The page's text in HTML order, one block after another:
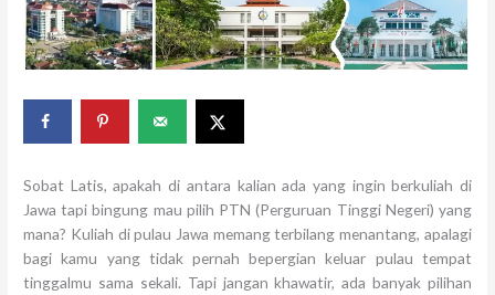
Sobat Latis, apakah di antara kalian ada yang ingin berkuliah di
Jawa tapi bingung mau pilih PTN (Perguruan Tinggi Negeri) yang
mana? Kuliah di pulau Jawa memang terbilang menantang, apalagi
bagi kamu yang tidak pernah bepergian keluar pulau tempat
tinggalmu sama sekali. Tapi jangan khawatir, ada banyak pilihan